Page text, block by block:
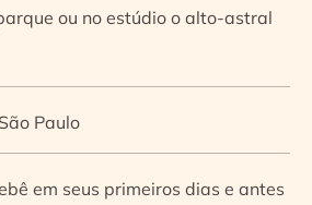
ou no estúdio o alto-astral
Paulo
em seus primeiros dias e antes